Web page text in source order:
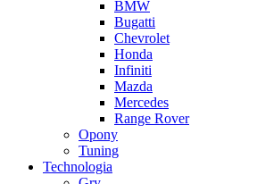
BMW
Bugatti
Chevrolet
Honda
Infiniti
Mazda
Mercedes
Range Rover
Opony
Tuning
Technologia